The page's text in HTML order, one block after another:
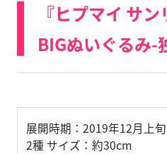
『ヒプマイ サ
BIGぬいぐるみ-
展開時期：2019年12月上旬
2種 サイズ：約30cm